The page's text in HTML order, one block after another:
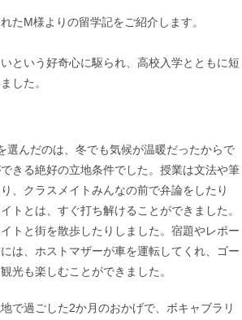
たM様よりの留学記をご紹介します。
という好奇心に駆られ、高校入学とともに短
した。
んだのは、冬でも気候が温暖だったからで
きる絶好の立地条件でした。授業は文法や筆
、クラスメイトみんなの前で弁論をしたり
トとは、すぐ打ち解けることができました。
トと街を散歩したりしました。宿題やレポー
は、ホストマザーが車を運転してくれ、ゴー
光も楽しむことができました。
で過ごした2か月のおかげで、ボキャブラリ